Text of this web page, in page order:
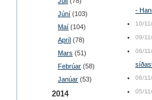
Júní (103)
Maí (104)
Apríl (78)
Mars (51)
Febrúar (58)
Janúar (53)
2014
-
10/
09/
06/
06/
05/